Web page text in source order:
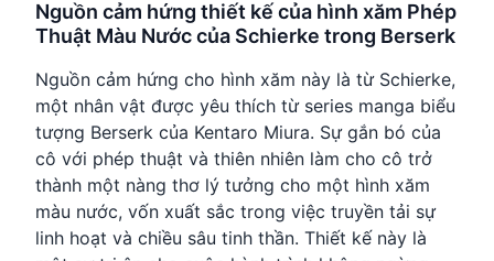
Nguồn cảm hứng thiết kế của hình xăm Phép
Thuật Màu Nước của Schierke trong Berserk
Nguồn cảm hứng cho hình xăm này là từ Schierke,
một nhân vật được yêu thích từ series manga biểu
tượng Berserk của Kentaro Miura. Sự gắn bó của
cô với phép thuật và thiên nhiên làm cho cô trở
thành một nàng thơ lý tưởng cho một hình xăm
màu nước, vốn xuất sắc trong việc truyền tải sự
linh hoạt và chiều sâu tinh thần. Thiết kế này là